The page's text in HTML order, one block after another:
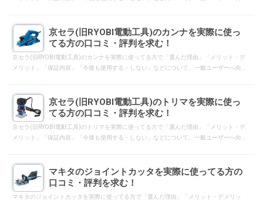
京セラ(旧RYOBI電動工具)のカンナを実際に使っ
てる方の口コミ・評判を求む！
京セラ(旧RYOBI電動工具)のカンナを実際に使ってる方で「選んだ理由」「メリット・デ
メリット」「保証内容」「今後も使用する・しない」などについて、一般ユーザーへ向
京セラ(旧RYOBI電動工具)のトリマを実際に使っ
てる方の口コミ・評判を求む！
京セラ(旧RYOBI電動工具)のトリマを実際に使ってる方で「選んだ理由」「メリット・デ
メリット」「保証内容」「今後も使用する・しない」などについて、一般ユーザーへ向
マキタのジョイントカッタを実際に使ってる方の
口コミ・評判を求む！
マキタのジョイントカッタを実際に使ってる方で「選んだ理由」「メリット・デメリッ